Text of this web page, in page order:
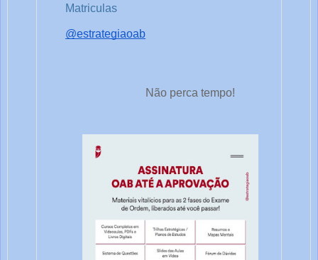
Matriculas
@estrategiaoab
Não perca tempo!